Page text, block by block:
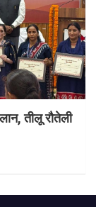
तीलू रौतेली